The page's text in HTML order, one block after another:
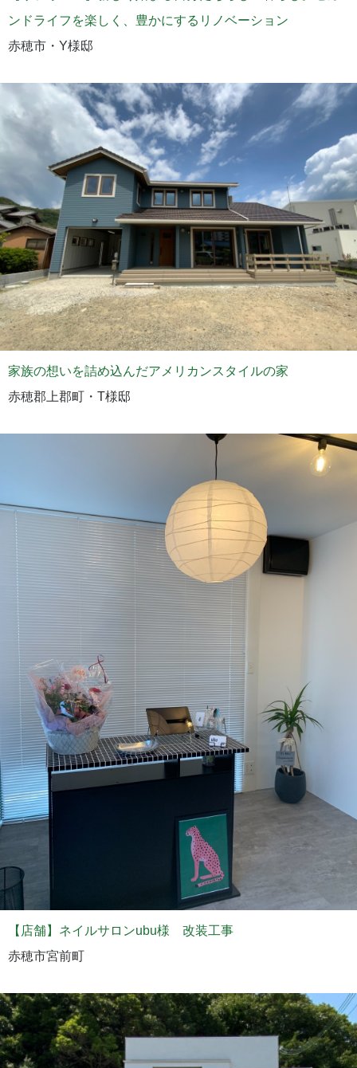
ンドライフを楽しく、豊かにするリノベーション
赤穂市・Y様邸
家族の想いを詰め込んだアメリカンスタイルの家
赤穂郡上郡町・T様邸
【店舗】ネイルサロンubu様 改装工事
赤穂市宮前町